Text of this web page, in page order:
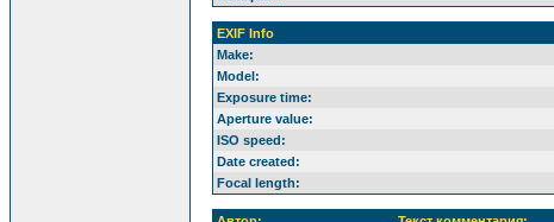
EXIF Info
Make:
Model:
Exposure time:
Aperture value:
ISO speed:
Date created:
Focal length: